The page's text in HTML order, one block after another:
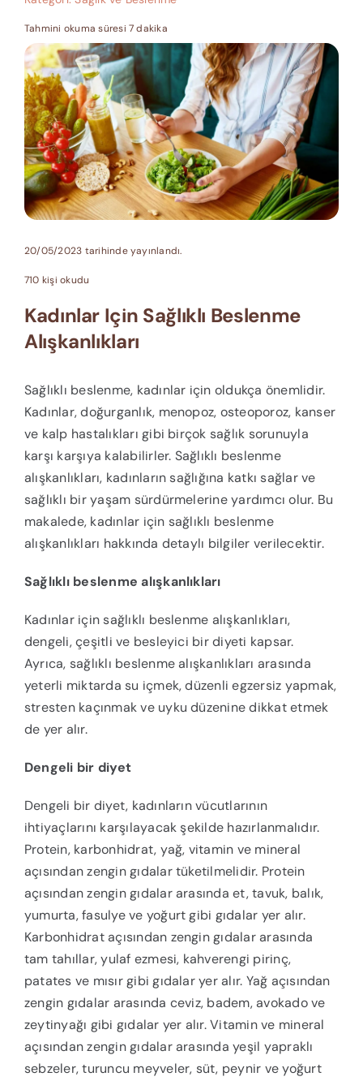
Tahmini okuma süresi 7 dakika
20/05/2023 tarihinde yayınlandı.
710 kişi okudu
Kadınlar Için Sağlıklı Beslenme
Alışkanlıkları
Sağlıklı beslenme, kadınlar için oldukça önemlidir.
Kadınlar, doğurganlık, menopoz, osteoporoz, kanser
ve kalp hastalıkları gibi birçok sağlık sorunuyla
karşı karşıya kalabilirler. Sağlıklı beslenme
alışkanlıkları, kadınların sağlığına katkı sağlar ve
sağlıklı bir yaşam sürdürmelerine yardımcı olur. Bu
makalede, kadınlar için sağlıklı beslenme
alışkanlıkları hakkında detaylı bilgiler verilecektir.
Sağlıklı beslenme alışkanlıkları
Kadınlar için sağlıklı beslenme alışkanlıkları,
dengeli, çeşitli ve besleyici bir diyeti kapsar.
Ayrıca, sağlıklı beslenme alışkanlıkları arasında
yeterli miktarda su içmek, düzenli egzersiz yapmak,
stresten kaçınmak ve uyku düzenine dikkat etmek
de yer alır.
Dengeli bir diyet
Dengeli bir diyet, kadınların vücutlarının
ihtiyaçlarını karşılayacak şekilde hazırlanmalıdır.
Protein, karbonhidrat, yağ, vitamin ve mineral
açısından zengin gıdalar tüketilmelidir. Protein
açısından zengin gıdalar arasında et, tavuk, balık,
yumurta, fasulye ve yoğurt gibi gıdalar yer alır.
Karbonhidrat açısından zengin gıdalar arasında
tam tahıllar, yulaf ezmesi, kahverengi pirinç,
patates ve mısır gibi gıdalar yer alır. Yağ açısından
zengin gıdalar arasında ceviz, badem, avokado ve
zeytinyağı gibi gıdalar yer alır. Vitamin ve mineral
açısından zengin gıdalar arasında yeşil yapraklı
sebzeler, turuncu meyveler, süt, peynir ve yoğurt